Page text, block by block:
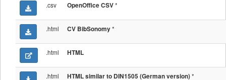
.csv OpenOffice CSV*
.html CV BibSonomy*
.html HTML
.html HTML similar to DIN1505 (German version)*